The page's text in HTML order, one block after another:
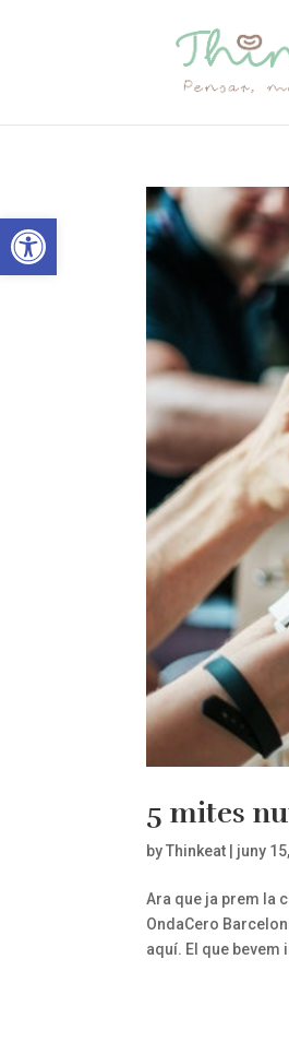
Obre la barra d'eines
5 mites
byThinkeat juny
Ara que ja prem la
OndaCero
aquí. El que bevem